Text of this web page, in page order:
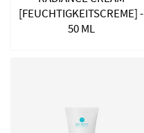
[FEUCHTIGKEITSCREME] -
50 ML